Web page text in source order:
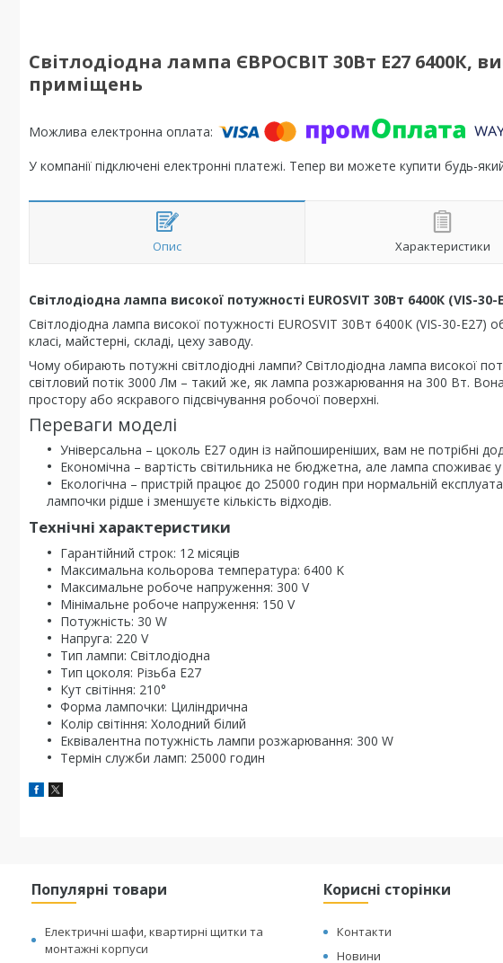
Світлодіодна лампа ЄВРОСВІТ 30Вт E27 6400К,
приміщень
У компанії підключені електронні платежі. Тепер ви можете купити будь-
Опис Характеристики
Світлодіодна лампа високої потужності EUROSVIT 30Вт 6400К (VIS-30-
Світлодіодна лампа високої потужності EUROSVIT 30Вт 6400К (VIS-30-
класі, майстерні, складі, цеху заводу.
Чому обирають потужні світлодіодні лампи? Світлодіодна лампа високої
світловий потік 3000 Лм – такий же, як лампа розжарювання на 300 Вт. Вона
простору або яскравого підсвічування робочої поверхні.
Переваги моделі
Універсальна – цоколь E27 один із найпоширеніших, вам не потрібні
Економічна – вартість світильника не бюджетна, але лампа
Екологічна – пристрій працює до 25000 годин при нормальній
лампочки рідше і зменшуєте кількість відходів.
Технічні характеристики
Гарантійний строк: 12 місяців
Максимальна кольорова температура: 6400 K
Максимальне робоче напруження: 300 V
Мінімальне робоче напруження: 150 V
Потужність: 30 W
Напруга: 220 V
Тип лампи: Світлодіодна
Тип цоколя: Різьба E27
Кут світіння: 210°
Форма лампочки: Циліндрична
Колір світіння: Холодний білий
Еквівалентна потужність лампи розжарювання: 300 W
Термін служби ламп: 25000 годин
Популярні товари
Електричні шафи, квартирні щитки та
монтажні корпуси
Корисні сторінки
Контакти
Новини